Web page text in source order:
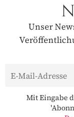
Unser
Mit Eingabe